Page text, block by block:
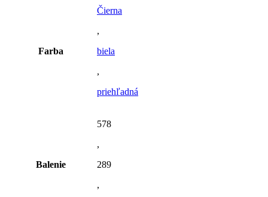
Farba
Čierna
,
biela
,
priehľadná
Balenie
578
,
289
,